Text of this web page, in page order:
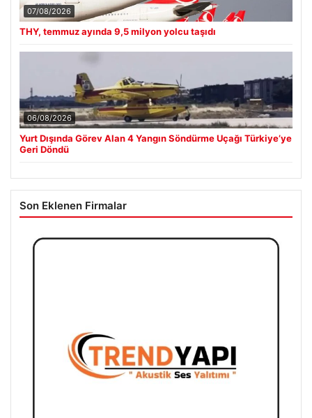
07/08/2026
THY, temmuz ayında 9,5 milyon yolcu taşıdı
06/08/2026
Yurt Dışında Görev Alan 4 Yangın Söndürme Uçağı Türkiye’ye
Geri Döndü
Son Eklenen Firmalar